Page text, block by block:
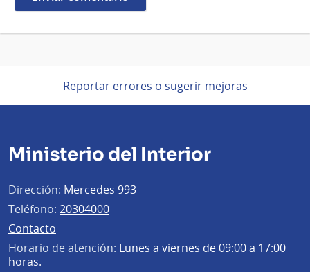
Reportar errores o sugerir mejoras
Ministerio del Interior
Dirección: Mercedes 993
Teléfono: 20304000
Contacto
Horario de atención: Lunes a viernes de 09:00 a 17:00
horas.